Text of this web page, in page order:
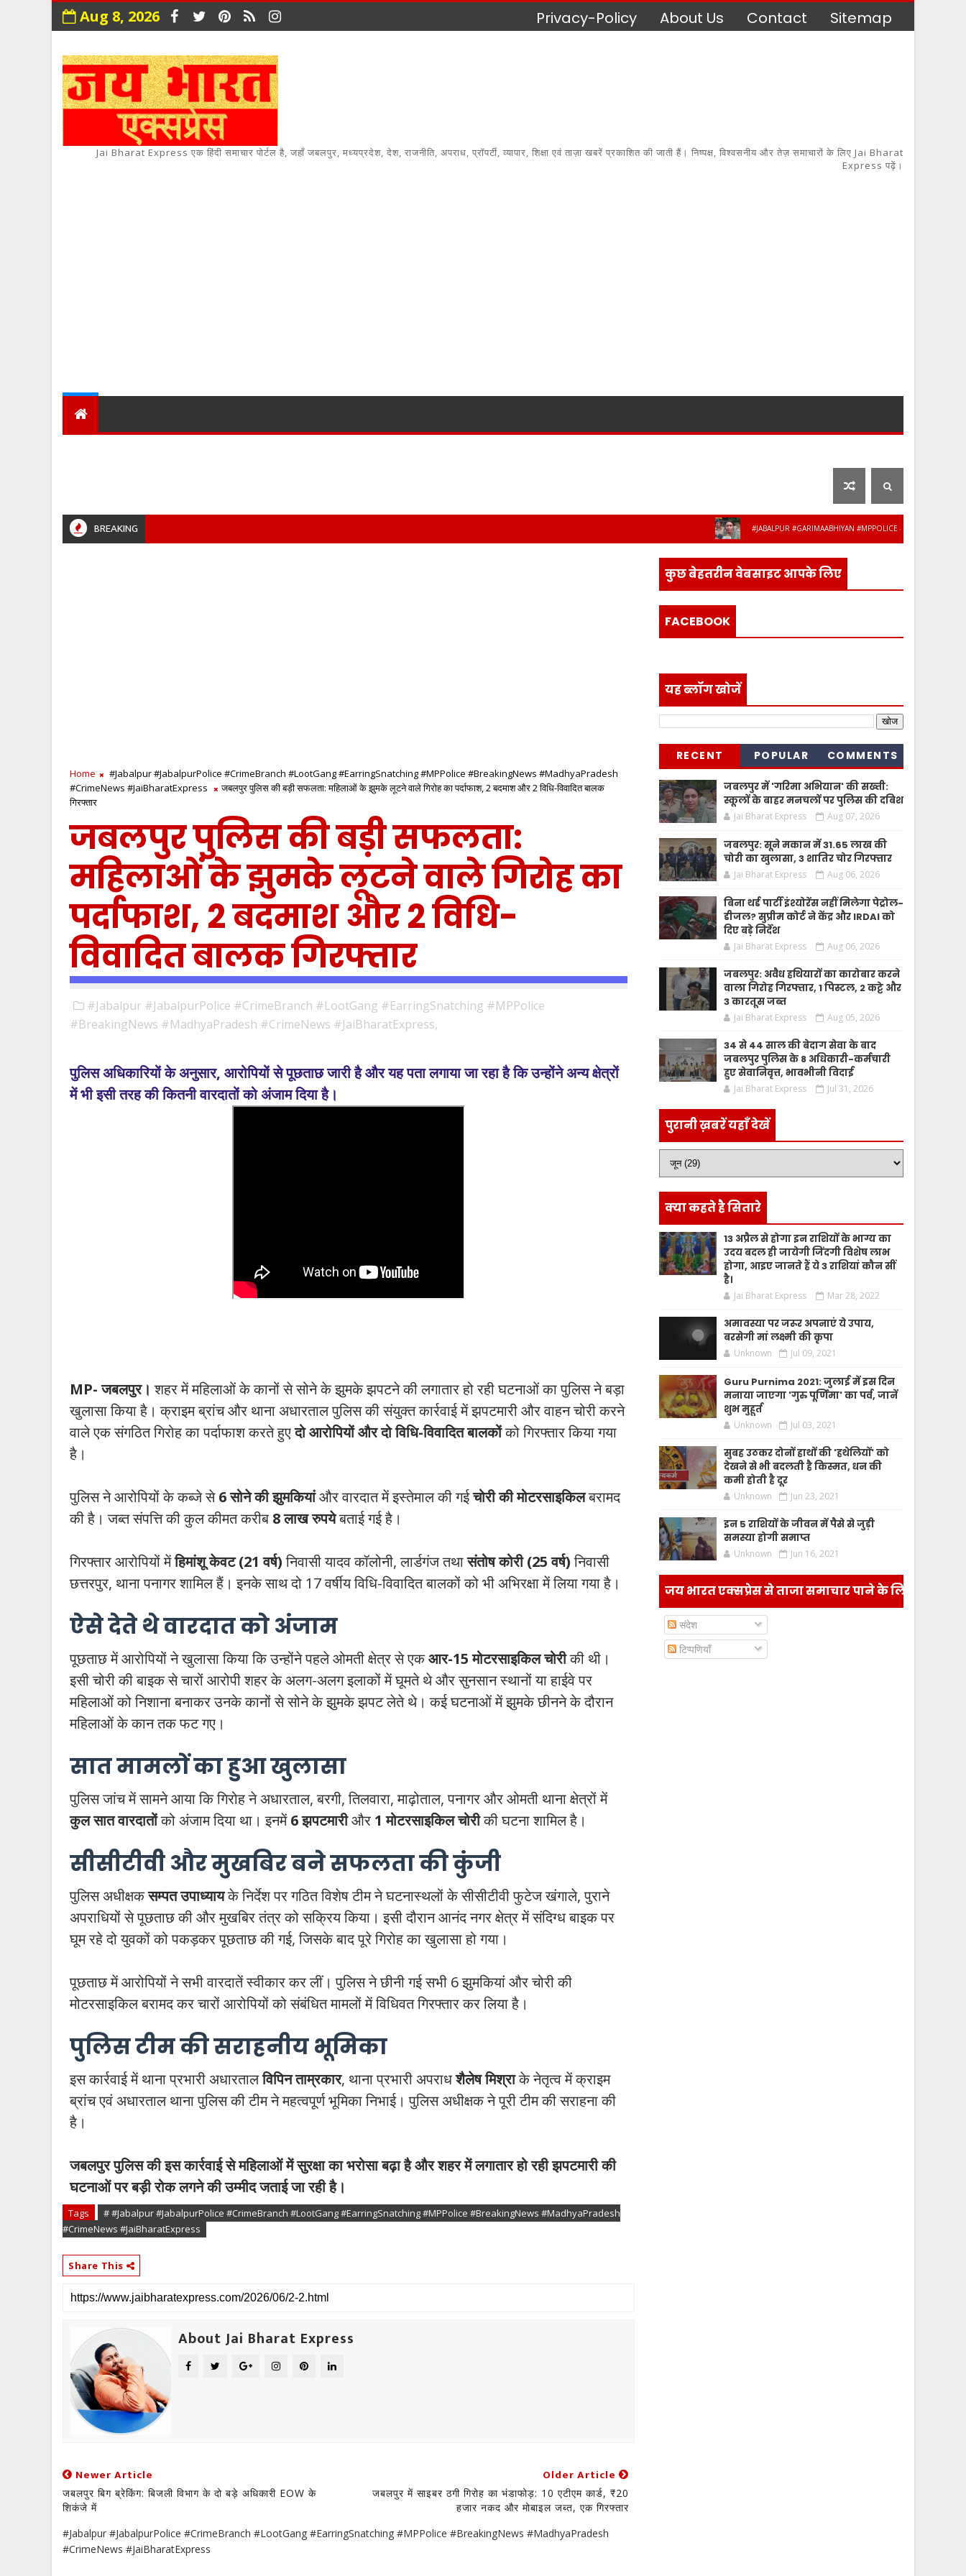
Aug 8, 2026 Privacy-Policy About Us Contact Sitemap
Jai Bharat Express एक हिंदी समाचार पोर्टल है, जहाँ जबलपुर, मध्यप्रदेश, देश, राजनीति, अपराध, प्रॉपर्टी, व्यापार, शिक्षा एवं ताज़ा खबरें प्रकाशित की जाती हैं। निष्पक्ष, विश्वसनीय और तेज़ समाचारों के लिए Jai Bharat
Express पढ़ें।
BREAKING #JABALPUR #GARIMAABHIYAN #MPPOLICE #WOMENSAFETY
34 से 44 साल की बेदाग सेवा के बाद जबलपुर पुलिस के 8 अधिकारी-कर्मचारी हुए सेवानिवृत्त,
Home
#Jabalpur #JabalpurPolice #CrimeBranch #LootGang #EarringSnatching #MPPolice #BreakingNews #MadhyaPradesh
#CrimeNews #JaiBharatExpress
जबलपुर पुलिस की बड़ी सफलता: महिलाओं के झुमके लूटने वाले गिरोह का पर्दाफाश, 2 बदमाश और 2 विधि-विवादित बालक
गिरफ्तार
जबलपुर पुलिस की बड़ी सफलता:
महिलाओं के झुमके लूटने वाले गिरोह का
पर्दाफाश, 2 बदमाश और 2 विधि-
विवादित बालक गिरफ्तार
#Jabalpur #JabalpurPolice #CrimeBranch #LootGang #EarringSnatching #MPPolice
#BreakingNews #MadhyaPradesh #CrimeNews #JaiBharatExpress,
पुलिस अधिकारियों के अनुसार, आरोपियों से पूछताछ जारी है और यह पता लगाया जा रहा है कि उन्होंने अन्य क्षेत्रों
में भी इसी तरह की कितनी वारदातों को अंजाम दिया है।
MP- जबलपुर। शहर में महिलाओं के कानों से सोने के झुमके झपटने की लगातार हो रही घटनाओं का पुलिस ने बड़ा
खुलासा किया है। क्राइम ब्रांच और थाना अधारताल पुलिस की संयुक्त कार्रवाई में झपटमारी और वाहन चोरी करने
वाले एक संगठित गिरोह का पर्दाफाश करते हुएदो आरोपियों और दो विधि-विवादित बालकोंको गिरफ्तार किया गया
है।
पुलिस ने आरोपियों के कब्जे से6 सोने की झुमकियांऔर वारदात में इस्तेमाल की गईचोरी की मोटरसाइकिलबरामद
की है। जब्त संपत्ति की कुल कीमत करीब 8 लाख रुपयेबताई गई है।
गिरफ्तार आरोपियों मेंहिमांशू केवट (21 वर्ष)निवासी यादव कॉलोनी, लार्डगंज तथासंतोष कोरी (25 वर्ष)निवासी
छत्तरपुर, थाना पनागर शामिल हैं। इनके साथ दो 17 वर्षीय विधि-विवादित बालकों को भी अभिरक्षा में लिया गया है।
ऐसे देते थे वारदात को अंजाम
पूछताछ में आरोपियों ने खुलासा किया कि उन्होंने पहले ओमती क्षेत्र से एकआर-15 मोटरसाइकिल चोरीकी थी।
इसी चोरी की बाइक से चारों आरोपी शहर के अलग-अलग इलाकों में घूमते थे और सुनसान स्थानों या हाईवे पर
महिलाओं को निशाना बनाकर उनके कानों से सोने के झुमके झपट लेते थे। कई घटनाओं में झुमके छीनने के दौरान
महिलाओं के कान तक फट गए।
सात मामलों का हुआ खुलासा
पुलिस जांच में सामने आया कि गिरोह ने अधारताल, बरगी, तिलवारा, माढ़ोताल, पनागर और ओमती थाना क्षेत्रों में
कुल सात वारदातोंको अंजाम दिया था। इनमें6 झपटमारीऔर 1 मोटरसाइकिल चोरीकी घटना शामिल है।
सीसीटीवी और मुखबिर बने सफलता की कुंजी
पुलिस अधीक्षकसम्पत उपाध्यायके निर्देश पर गठित विशेष टीम ने घटनास्थलों के सीसीटीवी फुटेज खंगाले, पुराने
अपराधियों से पूछताछ की और मुखबिर तंत्र को सक्रिय किया। इसी दौरान आनंद नगर क्षेत्र में संदिग्ध बाइक पर
घूम रहे दो युवकों को पकड़कर पूछताछ की गई, जिसके बाद पूरे गिरोह का खुलासा हो गया।
पूछताछ में आरोपियों ने सभी वारदातें स्वीकार कर लीं। पुलिस ने छीनी गई सभी 6 झुमकियां और चोरी की
मोटरसाइकिल बरामद कर चारों आरोपियों को संबंधित मामलों में विधिवत गिरफ्तार कर लिया है।
पुलिस टीम की सराहनीय भूमिका
इस कार्रवाई में थाना प्रभारी अधारतालविपिन ताम्रकार, थाना प्रभारी अपराधशैलेष मिश्राके नेतृत्व में क्राइम
ब्रांच एवं अधारताल थाना पुलिस की टीम ने महत्वपूर्ण भूमिका निभाई। पुलिस अधीक्षक ने पूरी टीम की सराहना की
है।
जबलपुर पुलिस की इस कार्रवाई से महिलाओं में सुरक्षा का भरोसा बढ़ा है और शहर में लगातार हो रही झपटमारी की
घटनाओं पर बड़ी रोक लगने की उम्मीद जताई जा रही है।
Tags
# #Jabalpur #JabalpurPolice #CrimeBranch #LootGang #EarringSnatching #MPPolice #BreakingNews #MadhyaPradesh
#CrimeNews #JaiBharatExpress
Share This
About Jai Bharat Express
Newer Article
जबलपुर बिग ब्रेकिंग: बिजली विभाग के दो बड़े अधिकारी EOW के
शिकंजे में
Older Article
जबलपुर में साइबर ठगी गिरोह का भंडाफोड़: 10 एटीएम कार्ड, ₹20
हजार नकद और मोबाइल जब्त, एक गिरफ्तार
#Jabalpur #JabalpurPolice #CrimeBranch #LootGang #EarringSnatching #MPPolice #BreakingNews #MadhyaPradesh
#CrimeNews #JaiBharatExpress
कुछ बेहतरीन वेबसाइट आपके लिए
FACEBOOK
यह ब्लॉग खोजें
RECENT POPULAR COMMENTS
जबलपुर में 'गरिमा अभियान' की सख्ती:
स्कूलों के बाहर मनचलों पर पुलिस की दबिश
Jai Bharat Express Aug 07, 2026
जबलपुर: सूने मकान में 31.65 लाख की
चोरी का खुलासा, 3 शातिर चोर गिरफ्तार
Jai Bharat Express Aug 06, 2026
बिना थर्ड पार्टी इंश्योरेंस नहीं मिलेगा पेट्रोल-
डीजल? सुप्रीम कोर्ट ने केंद्र और IRDAI को
दिए बड़े निर्देश
Jai Bharat Express Aug 06, 2026
जबलपुर: अवैध हथियारों का कारोबार करने
वाला गिरोह गिरफ्तार, 1 पिस्टल, 2 कट्टे और
3 कारतूस जब्त
Jai Bharat Express Aug 05, 2026
34 से 44 साल की बेदाग सेवा के बाद
जबलपुर पुलिस के 8 अधिकारी-कर्मचारी
हुए सेवानिवृत्त, भावभीनी विदाई
Jai Bharat Express Jul 31, 2026
पुरानी ख़बरें यहाँ देखें
क्या कहते है सितारे
13 अप्रैल से होगा इन राशियों के भाग्य का
उदय बदल ही जायेगी जिंदगी विशेष लाभ
होगा, आइए जानते हैं ये 3 राशियां कौन सीं
है।
Jai Bharat Express Mar 28, 2022
अमावस्या पर जरूर अपनाएं ये उपाय,
बरसेगी मां लक्ष्मी की कृपा
Unknown Jul 09, 2021
Guru Purnima 2021: जुलाई में इस दिन
मनाया जाएगा 'गुरु पूर्णिमा' का पर्व, जानें
शुभ मुहूर्त
Unknown Jul 03, 2021
सुबह उठकर दोनों हाथों की 'हथेलियों' को
देखने से भी बदलती है किस्मत, धन की
कमी होती है दूर
Unknown Jun 23, 2021
इन 5 राशियों के जीवन में पैसे से जुड़ी
समस्या होगी समाप्त
Unknown Jun 16, 2021
जय भारत एक्सप्रेस से ताजा समाचार पाने के लिए
संदेश
टिप्पणियाँ